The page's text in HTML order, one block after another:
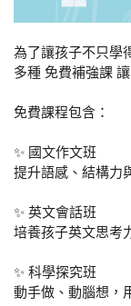
為了讓孩子不只學
多種 免費補強課
免費課程包含：
✨ 國文作文班
提升語感、結構力
✨ 英文會話班
培養孩子英文思考
✨ 科學探究班
動手做、動腦想，